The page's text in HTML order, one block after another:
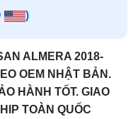
)
ALMERA 2018-
OEM NHẬT BẢN.
HÀNH TỐT. GIAO
TOÀN QUỐC